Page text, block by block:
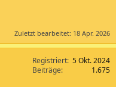
Zuletzt bearbeitet: 18 Apr. 2026
Registriert 5 Okt. 2024
Beiträge
1.675